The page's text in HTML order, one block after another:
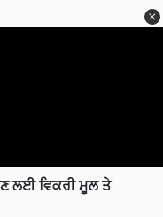
ਲਈ ਵਿਕਰੀ ਮੂਲ ਤੇ